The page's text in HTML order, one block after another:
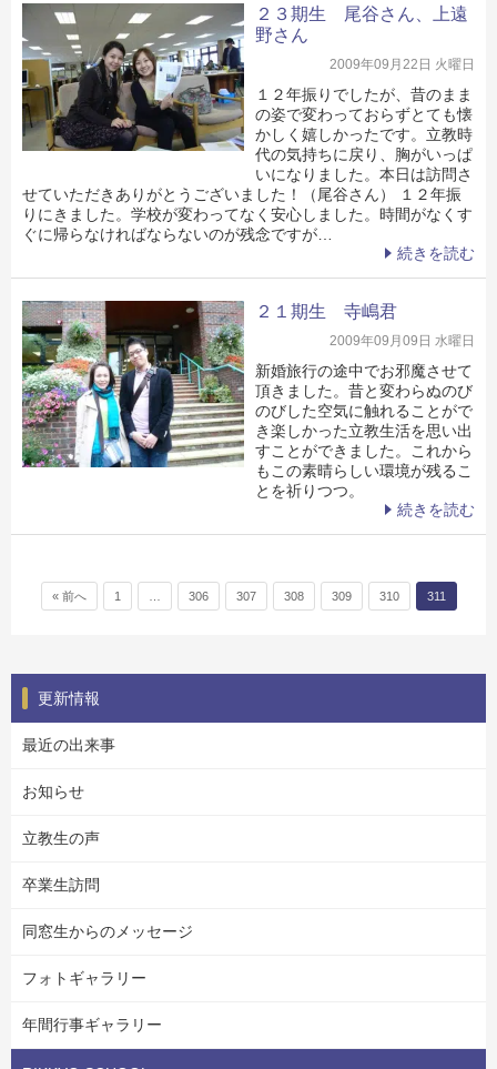
２３期生 尾谷さん、上遠
野さん
2009年09月22日 火曜日
１２年振りでしたが、昔のまま
の姿で変わっておらずとても懐
かしく嬉しかったです。立教時
代の気持ちに戻り、胸がいっぱ
いになりました。本日は訪問さ
せていただきありがとうございました！（尾谷さん） １２年振
りにきました。学校が変わってなく安心しました。時間がなくす
ぐに帰らなければならないのが残念ですが…
続きを読む
２１期生 寺嶋君
2009年09月09日 水曜日
新婚旅行の途中でお邪魔させて
頂きました。昔と変わらぬのび
のびした空気に触れることがで
き楽しかった立教生活を思い出
すことができました。これから
もこの素晴らしい環境が残るこ
とを祈りつつ。
続きを読む
« 前へ 1 306 307 308 309 310 311
更新情報
最近の出来事
お知らせ
立教生の声
卒業生訪問
同窓生からのメッセージ
フォトギャラリー
年間行事ギャラリー